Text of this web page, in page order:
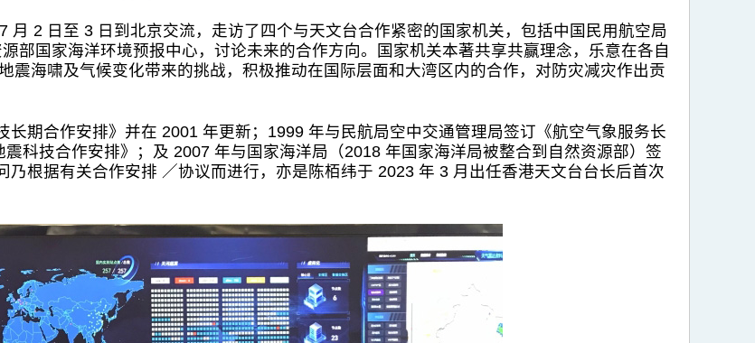
月 2 日至 3 日到北京交流，走访了四个与天文台合作紧密的国家机关，包括中国民用航空局
部国家海洋环境预报中心，讨论未来的合作方向。国家机关本著共享共赢理念，乐意在各自
震海啸及气候变化带来的挑战，积极推动在国际层面和大湾区内的合作，对防灾减灾作出贡
期合作安排》并在 2001 年更新；1999 年与民航局空中交通管理局签订《航空气象服务长
科技合作安排》；及 2007 年与国家海洋局（2018 年国家海洋局被整合到自然资源部）签
根据有关合作安排 ／协议而进行，亦是陈栢纬于 2023 年 3 月出任香港天文台台长后首次